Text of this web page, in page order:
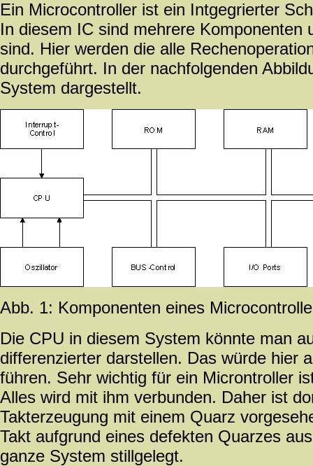
Ein Microcontroller ist ein Intgegrierter
In diesem IC sind mehrere Komponenten
sind. Hier werden die alle
durchgeführt. In der nachfolgenden
System dargestellt.
Abb. 1: Komponenten eines
Die CPU in diesem System könnte man
differenzierter darstellen. Das würde hier
führen. Sehr wichtig für ein Microntroller
Alles wird mit ihm verbunden. Daher ist
Takterzeugung mit einem Quarz
Takt aufgrund eines defekten Quarzes
ganze System stillgelegt.